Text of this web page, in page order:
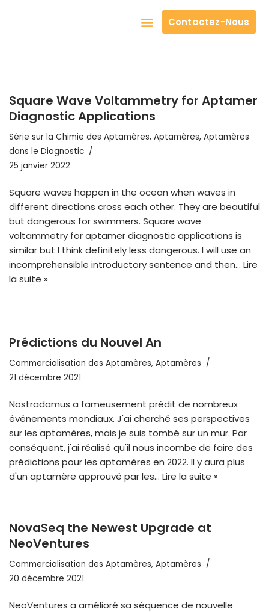
Contactez-Nous
Square Wave Voltammetry for Aptamer
Diagnostic Applications
Série sur la Chimie des Aptamères, Aptamères, Aptamères
dans le Diagnostic
25 janvier 2022
Square waves happen in the ocean when waves in
different directions cross each other. They are beautiful
but dangerous for swimmers. Square wave
voltammetry for aptamer diagnostic applications is
similar but I think definitely less dangerous. I will use an
incomprehensible introductory sentence and then… Lire
la suite »
Prédictions du Nouvel An
Commercialisation des Aptamères, Aptamères
21 décembre 2021
Nostradamus a fameusement prédit de nombreux
événements mondiaux. J'ai cherché ses perspectives
sur les aptamères, mais je suis tombé sur un mur. Par
conséquent, j'ai réalisé qu'il nous incombe de faire des
prédictions pour les aptamères en 2022. Il y aura plus
d'un aptamère approuvé par les... Lire la suite »
NovaSeq the Newest Upgrade at
NeoVentures
Commercialisation des Aptamères, Aptamères
20 décembre 2021
NeoVentures a amélioré sa séquence de nouvelle